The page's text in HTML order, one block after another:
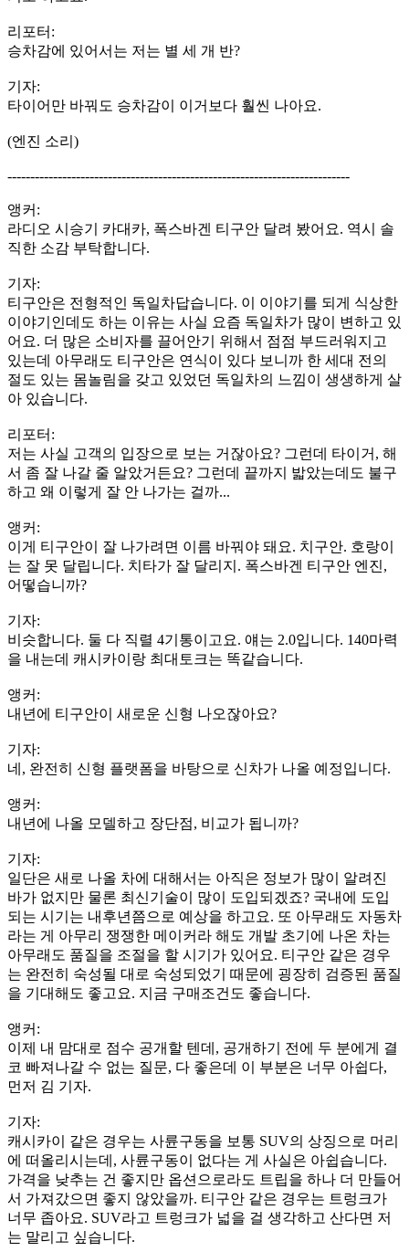
리포터:
승차감에 있어서는 저는 별 세 개 반?
기자:
타이어만 바꿔도 승차감이 이거보다 훨씬 나아요.
(엔진 소리)
---------------------------------------------------------------------------
앵커:
라디오 시승기 카대카, 폭스바겐 티구안 달려 봤어요. 역시 솔
직한 소감 부탁합니다.
기자:
티구안은 전형적인 독일차답습니다. 이 이야기를 되게 식상한
이야기인데도 하는 이유는 사실 요즘 독일차가 많이 변하고 있
어요. 더 많은 소비자를 끌어안기 위해서 점점 부드러워지고
있는데 아무래도 티구안은 연식이 있다 보니까 한 세대 전의
절도 있는 몸놀림을 갖고 있었던 독일차의 느낌이 생생하게 살
아 있습니다.
리포터:
저는 사실 고객의 입장으로 보는 거잖아요? 그런데 타이거, 해
서 좀 잘 나갈 줄 알았거든요? 그런데 끝까지 밟았는데도 불구
하고 왜 이렇게 잘 안 나가는 걸까...
앵커:
이게 티구안이 잘 나가려면 이름 바꿔야 돼요. 치구안. 호랑이
는 잘 못 달립니다. 치타가 잘 달리지. 폭스바겐 티구안 엔진,
어떻습니까?
기자:
비슷합니다. 둘 다 직렬 4기통이고요. 얘는 2.0입니다. 140마력
을 내는데 캐시카이랑 최대토크는 똑같습니다.
앵커:
내년에 티구안이 새로운 신형 나오잖아요?
기자:
네, 완전히 신형 플랫폼을 바탕으로 신차가 나올 예정입니다.
앵커:
내년에 나올 모델하고 장단점, 비교가 됩니까?
기자:
일단은 새로 나올 차에 대해서는 아직은 정보가 많이 알려진
바가 없지만 물론 최신기술이 많이 도입되겠죠? 국내에 도입
되는 시기는 내후년쯤으로 예상을 하고요. 또 아무래도 자동차
라는 게 아무리 쟁쟁한 메이커라 해도 개발 초기에 나온 차는
아무래도 품질을 조절을 할 시기가 있어요. 티구안 같은 경우
는 완전히 숙성될 대로 숙성되었기 때문에 굉장히 검증된 품질
을 기대해도 좋고요. 지금 구매조건도 좋습니다.
앵커:
이제 내 맘대로 점수 공개할 텐데, 공개하기 전에 두 분에게 결
코 빠져나갈 수 없는 질문, 다 좋은데 이 부분은 너무 아쉽다,
먼저 김 기자.
기자:
캐시카이 같은 경우는 사륜구동을 보통 SUV의 상징으로 머리
에 떠올리시는데, 사륜구동이 없다는 게 사실은 아쉽습니다.
가격을 낮추는 건 좋지만 옵션으로라도 트립을 하나 더 만들어
서 가져갔으면 좋지 않았을까. 티구안 같은 경우는 트렁크가
너무 좁아요. SUV라고 트렁크가 넓을 걸 생각하고 산다면 저
는 말리고 싶습니다.